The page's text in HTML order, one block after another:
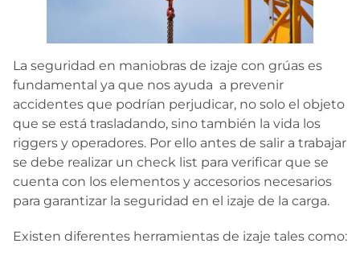
La seguridad en maniobras de izaje con grúas es
fundamental ya que nos ayuda a prevenir
accidentes que podrían perjudicar, no solo el objeto
que se está trasladando, sino también la vida los
riggers y operadores. Por ello antes de salir a trabajar
se debe realizar un check list para verificar que se
cuenta con los elementos y accesorios necesarios
para garantizar la seguridad en el izaje de la carga.
Existen diferentes herramientas de izaje tales como: